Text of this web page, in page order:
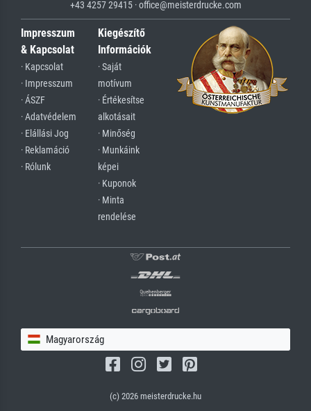
+43 4257 29415 · office@meisterdrucke.com
Impresszum
& Kapcsolat
· Kapcsolat
· Impresszum
· ÁSZF
· Adatvédelem
· Elállási Jog
· Reklamáció
· Rólunk
Kiegészítő
Információk
· Saját
motívum
· Értékesítse
alkotásait
· Minőség
· Munkáink
képei
· Kuponok
· Minta
rendelése
Magyarország
(c) 2026 meisterdrucke.hu